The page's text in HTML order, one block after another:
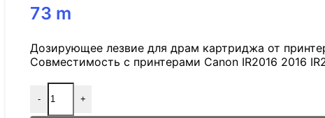
73 m
Дозирующее лезвие для драм картриджа от
Совместимость с принтерами Canon IR2016 2016
- +